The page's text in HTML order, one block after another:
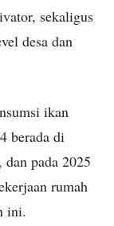
sekaligus
desa dan
ikan
berada di
pada 2025
rumah
ini.